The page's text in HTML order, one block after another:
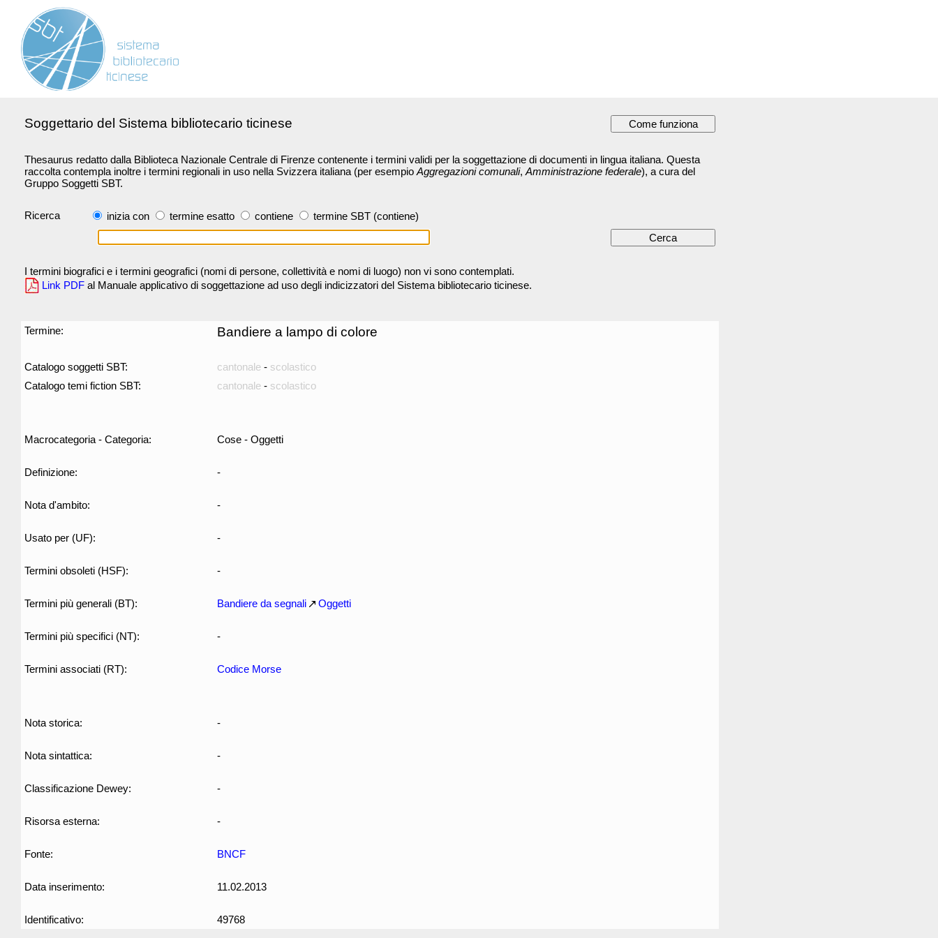
Soggettario del Sistema bibliotecario ticinese
Thesaurus redatto dalla Biblioteca Nazionale Centrale di Firenze contenente i termini validi per la soggettazione di documenti in lingua italiana. Questa
raccolta contempla inoltre i termini regionali in uso nella Svizzera italiana (per esempio Aggregazioni comunali, Amministrazione federale), a cura del
Gruppo Soggetti SBT.
Ricerca inizia con termine esatto contiene termine SBT (contiene)
I termini biografici e i termini geografici (nomi di persone, collettività e nomi di luogo) non vi sono contemplati.
Link PDF al Manuale applicativo di soggettazione ad uso degli indicizzatori del Sistema bibliotecario ticinese.
Termine: Bandiere a lampo di colore
Catalogo soggetti SBT: cantonale - scolastico
Catalogo temi fiction SBT:
cantonale - scolastico
Macrocategoria - Categoria: Cose - Oggetti
Definizione: -
Nota d'ambito: -
Usato per (UF): -
Termini obsoleti (HSF): -
Termini più generali (BT): Bandiere da segnali Oggetti
Termini più specifici (NT): -
Termini associati (RT): Codice Morse
Nota storica: -
Nota sintattica: -
Classificazione Dewey: -
Risorsa esterna: -
Fonte: BNCF
Data inserimento: 11.02.2013
Identificativo: 49768